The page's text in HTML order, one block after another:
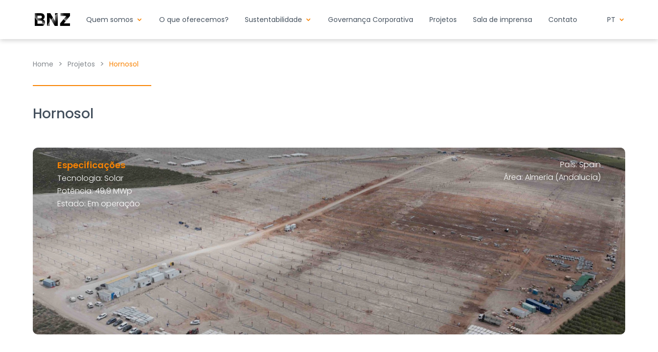
Quem somos O que oferecemos? Sustentabilidade Governança Corporativa Projetos Sala de imprensa Contato PT
Home > Projetos > Hornosol
Hornosol
Especificações
Tecnologia: Solar
Potência: 49,9 MWp
Estado: Em operação
País: Spain
Área: Almería (Andalucía)